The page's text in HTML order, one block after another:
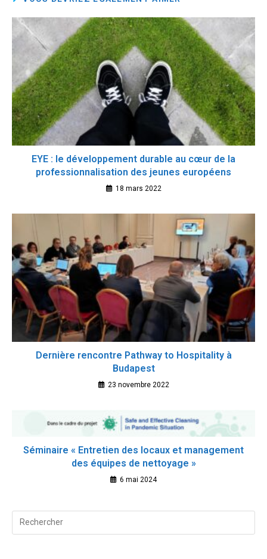
EYE : le développement durable au cœur de la
professionnalisation des jeunes européens
18 mars 2022
Dernière rencontre Pathway to Hospitality à
Budapest
23 novembre 2022
Séminaire « Entretien des locaux et management
des équipes de nettoyage »
6 mai 2024
Search
for: